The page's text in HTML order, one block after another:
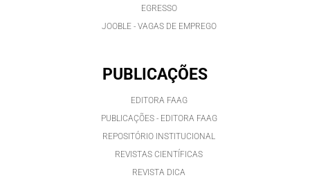
EGRESSO
JOOBLE - VAGAS DE EMPREGO
PUBLICAÇÕES
EDITORA FAAG
PUBLICAÇÕES - EDITORA FAAG
REPOSITÓRIO INSTITUCIONAL
REVISTAS CIENTÍFICAS
REVISTA DICA